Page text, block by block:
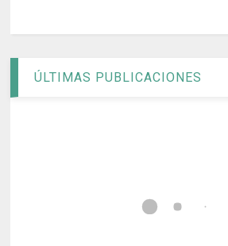
ÚLTIMAS PUBLICACIONES